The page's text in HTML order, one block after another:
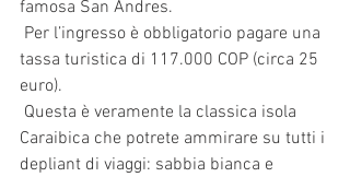
famosa San Andres.
tassa turistica di 117.000 COP (circa 25
euro).
Caraibica che potrete ammirare su tutti i
depliant di viaggi: sabbia bianca e